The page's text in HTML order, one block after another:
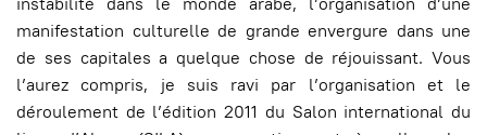
manifestation culturelle de grande envergure dans une
de ses capitales a quelque chose de réjouissant. Vous
l’aurez compris, je suis ravi par l’organisation et le
déroulement de l’édition 2011 du Salon international du